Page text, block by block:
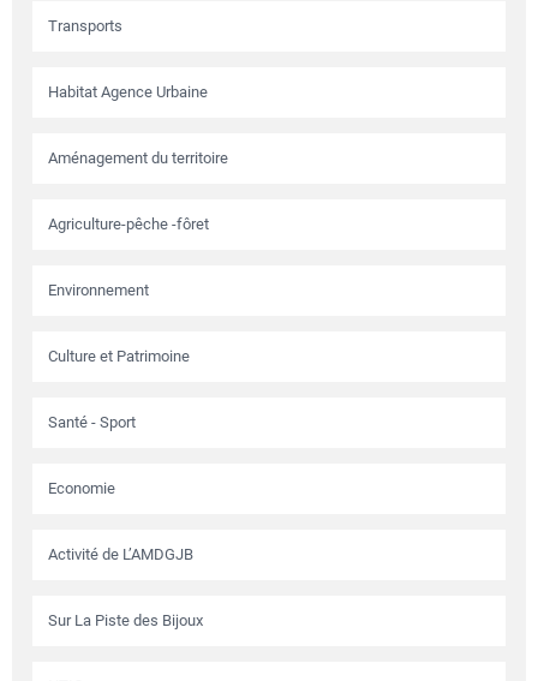
Transports
Habitat Agence Urbaine
Aménagement du territoire
Agriculture-pêche -fôret
Environnement
Culture et Patrimoine
Santé - Sport
Economie
Activité de L’AMDGJB
Sur La Piste des Bijoux